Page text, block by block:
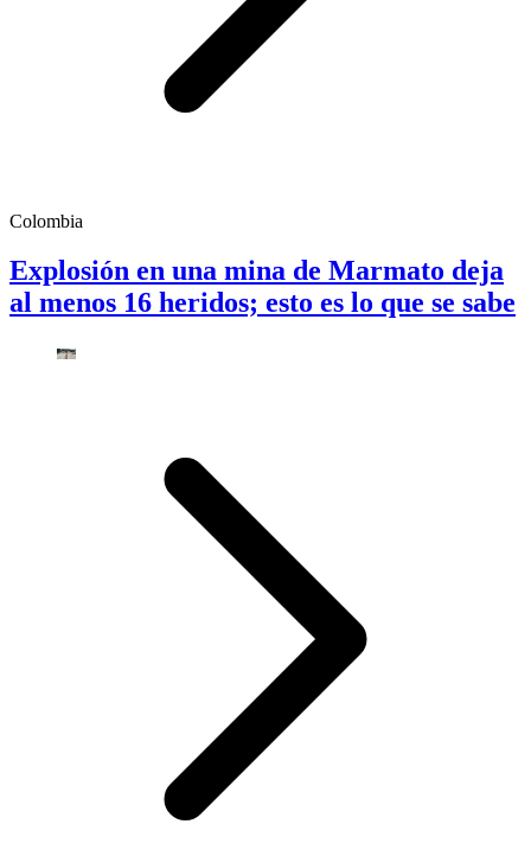
Colombia
Explosión en una mina de Marmato deja
al menos 16 heridos; esto es lo que se sabe